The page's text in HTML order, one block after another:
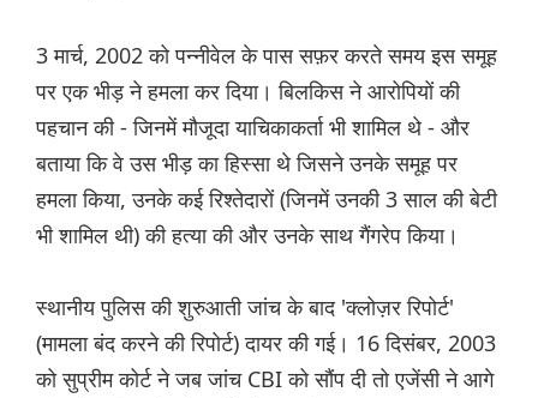
3 मार्च, 2002 को पन्नीवेल के पास सफ़र करते समय इस समूह
पर एक भीड़ ने हमला कर दिया। बिलकिस ने आरोपियों की
पहचान की - जिनमें मौजूदा याचिकाकर्ता भी शामिल थे - और
बताया कि वे उस भीड़ का हिस्सा थे जिसने उनके समूह पर
हमला किया, उनके कई रिश्तेदारों (जिनमें उनकी 3 साल की बेटी
भी शामिल थी) की हत्या की और उनके साथ गैंगरेप किया।
स्थानीय पुलिस की शुरुआती जांच के बाद 'क्लोज़र रिपोर्ट'
(मामला बंद करने की रिपोर्ट) दायर की गई। 16 दिसंबर, 2003
को सुप्रीम कोर्ट ने जब जांच CBI को सौंप दी तो एजेंसी ने आगे